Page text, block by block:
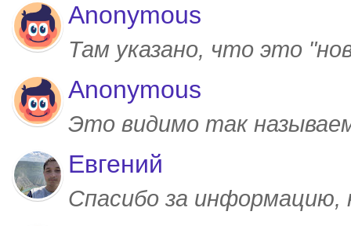
Anonymous
Там указано, что это
Anonymous
Это видимо так
Евгений
Спасибо за